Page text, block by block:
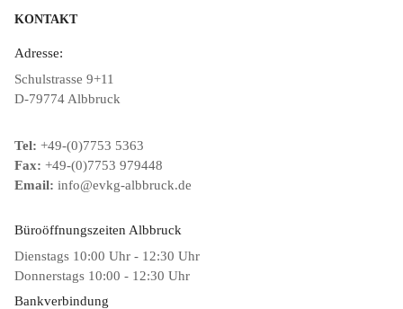
KONTAKT
Adresse:
Schulstrasse 9+11
D-79774 Albbruck
Tel: +49-(0)7753 5363
Fax: +49-(0)7753 979448
Email: info@evkg-albbruck.de
Büroöffnungszeiten Albbruck
Dienstags 10:00 Uhr - 12:30 Uhr
Donnerstags 10:00 - 12:30 Uhr
Bankverbindung